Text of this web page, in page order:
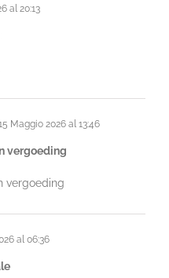
al 20:13
Maggio 2026 al 13:46
vergoeding
vergoeding
al 06:36